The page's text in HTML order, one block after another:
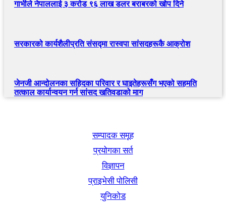
गाभीले नेपाललाई ३ करोड ९६ लाख डलर बराबरको खोप दिने
सरकारको कार्यशैलीप्रति संसद्‍मा रास्वपा सांसदहरूकै आक्रोश
जेनजी आन्दोलनका सहिदका परिवार र घाइतेहरूसँग भएको सहमति
तत्काल कार्यान्वयन गर्न सांसद खतिवडाको माग
सम्पादक समूह
प्रयोगका सर्त
विज्ञापन
प्राइभेसी पोलिसी
युनिकोड